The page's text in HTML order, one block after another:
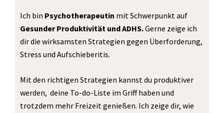
u
b
a
g
a
k
e
d
n
Ich bin Psychotherapeutin mit Schwerpunkt auf
Gesunder Produktivität und ADHS.Gerne zeige ich
dir die wirksamsten Strategien gegen Überforderung,
Stress und Aufschieberitis.
Mit den richtigen Strategien kannst du produktiver
werden, deine To-do-Liste im Griff haben und
trotzdem mehr Freizeit genießen. Ich zeige dir, wie